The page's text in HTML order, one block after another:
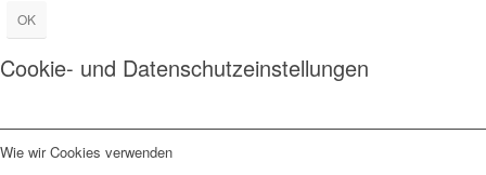
OK
Cookie- und Datenschutzeinstellungen
Wie wir Cookies verwenden